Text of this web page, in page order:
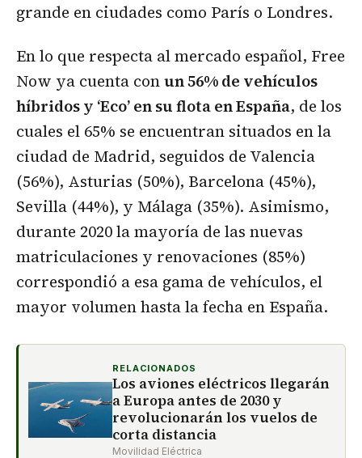
grande en ciudades como París o Londres.
En lo que respecta al mercado español, Free
Now ya cuenta conun 56% de vehículos
híbridos y ‘Eco’ en su flota en España, de los
cuales el 65% se encuentran situados en la
ciudad de Madrid, seguidos de Valencia
(56%), Asturias (50%), Barcelona (45%),
Sevilla (44%), y Málaga (35%). Asimismo,
durante 2020 la mayoría de las nuevas
matriculaciones y renovaciones (85%)
correspondió a esa gama de vehículos, el
mayor volumen hasta la fecha en España.
RELACIONADOS
Los aviones eléctricos llegarán
a Europa antes de 2030 y
revolucionarán los vuelos de
corta distancia
Movilidad Eléctrica